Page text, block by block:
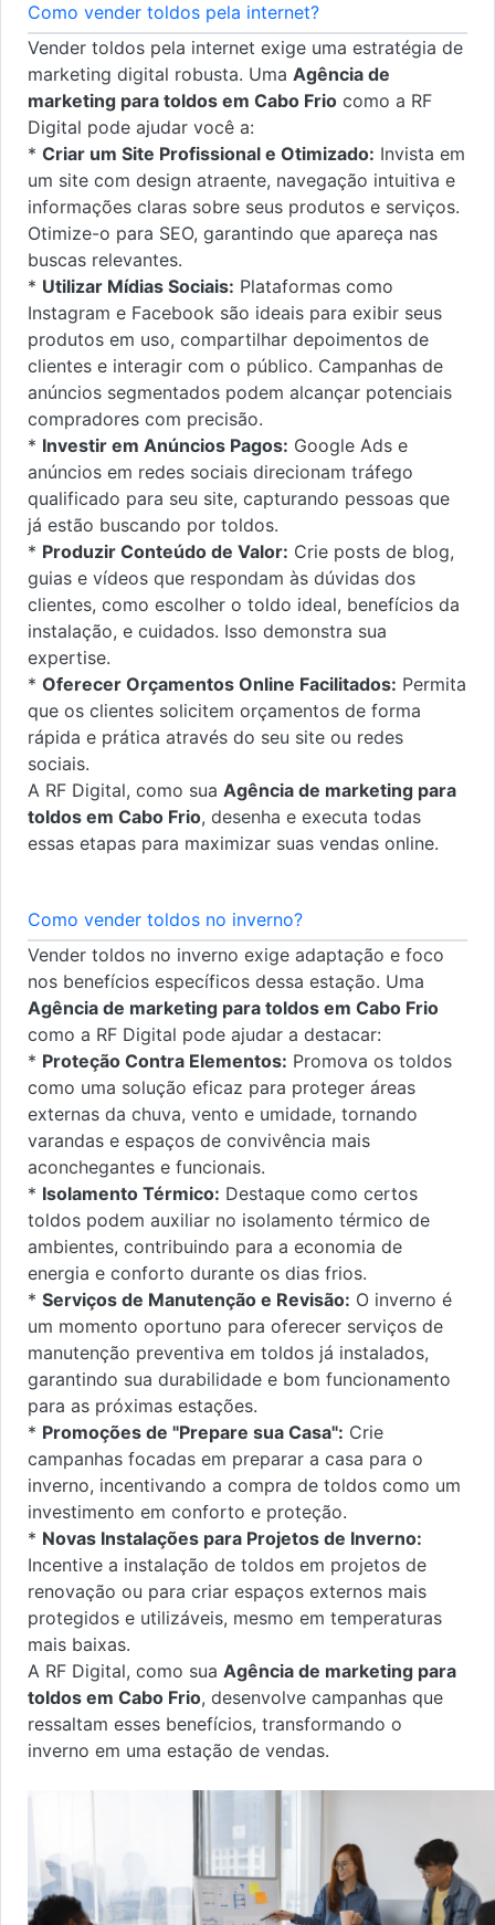
Como vender toldos pela internet?
Vender toldos pela internet exige uma estratégia de
marketing digital robusta. Uma Agência de
marketing para toldos em Cabo Frio como a RF
Digital pode ajudar você a:
* Criar um Site Profissional e Otimizado: Invista em
um site com design atraente, navegação intuitiva e
informações claras sobre seus produtos e serviços.
Otimize-o para SEO, garantindo que apareça nas
buscas relevantes.
* Utilizar Mídias Sociais: Plataformas como
Instagram e Facebook são ideais para exibir seus
produtos em uso, compartilhar depoimentos de
clientes e interagir com o público. Campanhas de
anúncios segmentados podem alcançar potenciais
compradores com precisão.
* Investir em Anúncios Pagos: Google Ads e
anúncios em redes sociais direcionam tráfego
qualificado para seu site, capturando pessoas que
já estão buscando por toldos.
* Produzir Conteúdo de Valor: Crie posts de blog,
guias e vídeos que respondam às dúvidas dos
clientes, como escolher o toldo ideal, benefícios da
instalação, e cuidados. Isso demonstra sua
expertise.
* Oferecer Orçamentos Online Facilitados: Permita
que os clientes solicitem orçamentos de forma
rápida e prática através do seu site ou redes
sociais.
A RF Digital, como sua Agência de marketing para
toldos em Cabo Frio, desenha e executa todas
essas etapas para maximizar suas vendas online.
Como vender toldos no inverno?
Vender toldos no inverno exige adaptação e foco
nos benefícios específicos dessa estação. Uma
Agência de marketing para toldos em Cabo Frio
como a RF Digital pode ajudar a destacar:
* Proteção Contra Elementos: Promova os toldos
como uma solução eficaz para proteger áreas
externas da chuva, vento e umidade, tornando
varandas e espaços de convivência mais
aconchegantes e funcionais.
* Isolamento Térmico: Destaque como certos
toldos podem auxiliar no isolamento térmico de
ambientes, contribuindo para a economia de
energia e conforto durante os dias frios.
* Serviços de Manutenção e Revisão: O inverno é
um momento oportuno para oferecer serviços de
manutenção preventiva em toldos já instalados,
garantindo sua durabilidade e bom funcionamento
para as próximas estações.
* Promoções de "Prepare sua Casa": Crie
campanhas focadas em preparar a casa para o
inverno, incentivando a compra de toldos como um
investimento em conforto e proteção.
* Novas Instalações para Projetos de Inverno:
Incentive a instalação de toldos em projetos de
renovação ou para criar espaços externos mais
protegidos e utilizáveis, mesmo em temperaturas
mais baixas.
A RF Digital, como sua Agência de marketing para
toldos em Cabo Frio, desenvolve campanhas que
ressaltam esses benefícios, transformando o
inverno em uma estação de vendas.